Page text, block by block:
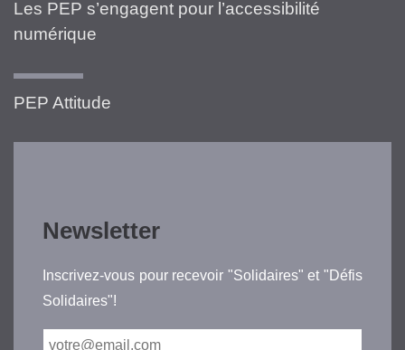
Les PEP s’engagent pour l’accessibilité
numérique
PEP Attitude
Newsletter
Inscrivez-vous pour recevoir "Solidaires" et "Défis
Solidaires"!